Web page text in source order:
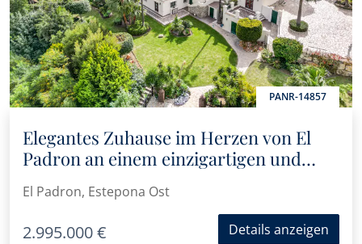
PANR-14857
Elegantes Zuhause im Herzen von El
Padron an einem einzigartigen und
ruhigen Ort in Estepona
El Padron, Estepona Ost
2.995.000 € Details anzeigen